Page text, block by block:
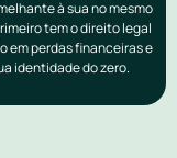
à sua no mesmo
tem o direito legal
em perdas financeiras e
identidade do zero.